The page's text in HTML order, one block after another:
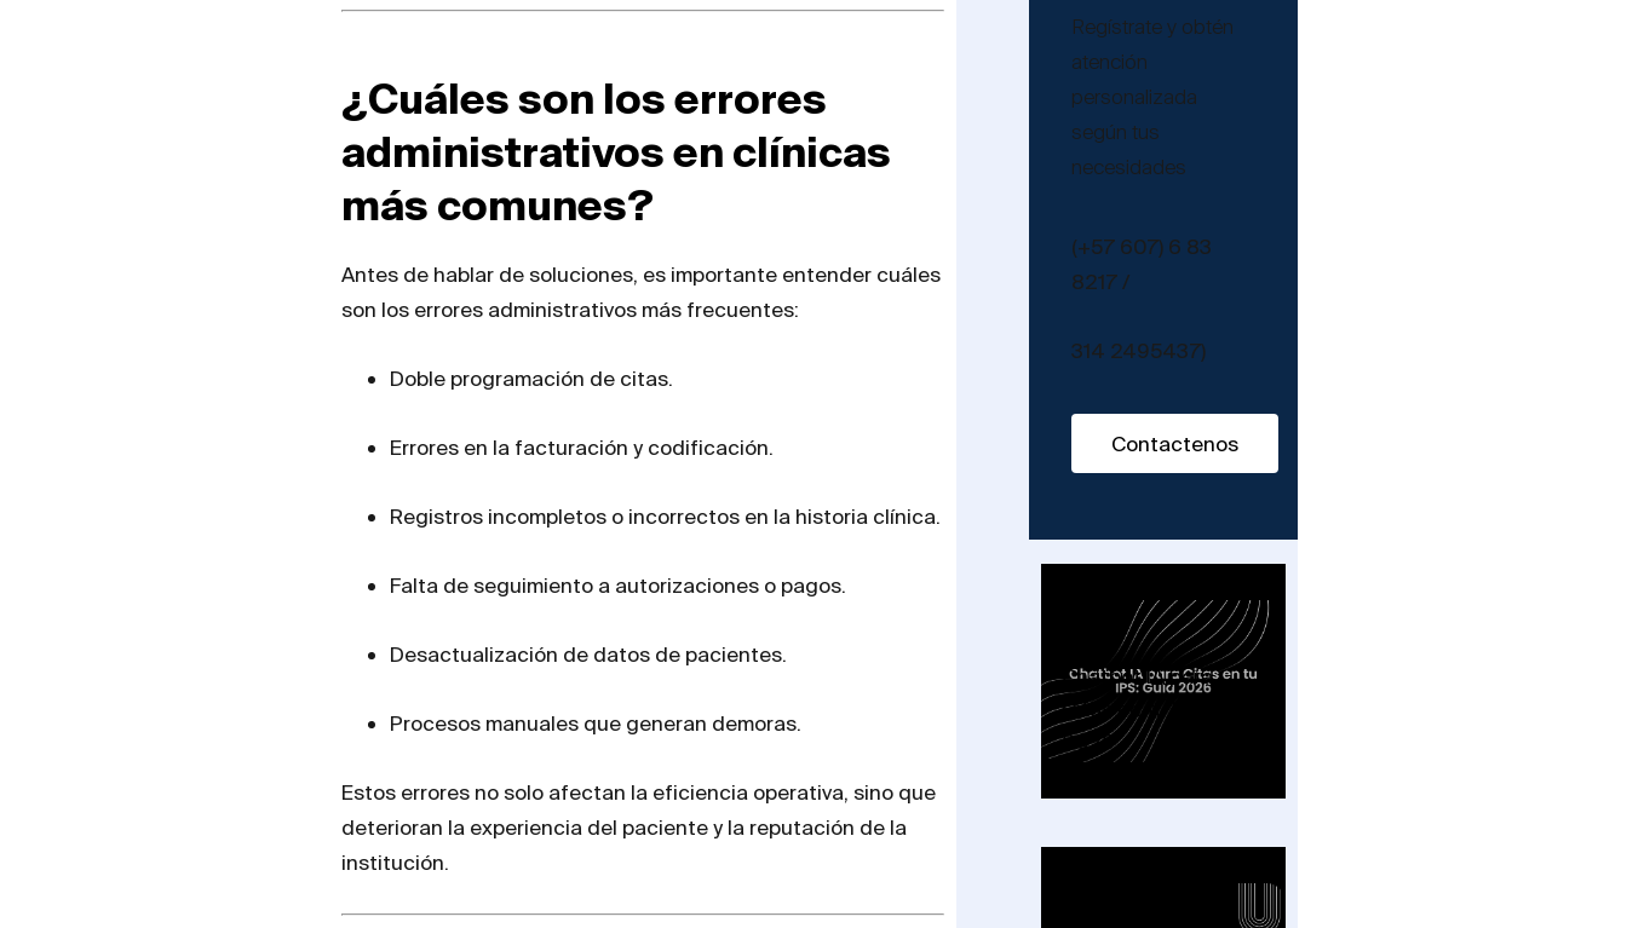
¿Cuáles son los errores
administrativos en clínicas
más comunes?
Antes de hablar de soluciones, es importante entender cuáles
son los errores administrativos más frecuentes:
Doble programación de citas.
Errores en la facturación y codificación.
Registros incompletos o incorrectos en la historia clínica.
Falta de seguimiento a autorizaciones o pagos.
Desactualización de datos de pacientes.
Procesos manuales que generan demoras.
Estos errores no solo afectan la eficiencia operativa, sino que
deterioran la experiencia del paciente y la reputación de la
institución.
Regístrate y obtén
atención
personalizada
según tus
necesidades
(+57 607) 6 83
8217 /
314 2495437)
Contactenos
Chatbot IA para
Citas en tu IPS: Guía
2026